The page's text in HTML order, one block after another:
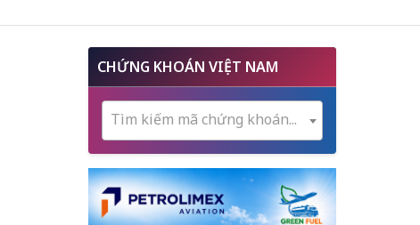
CHỨNG KHOÁN VIỆT NAM
Tìm kiếm mã chứng khoán...